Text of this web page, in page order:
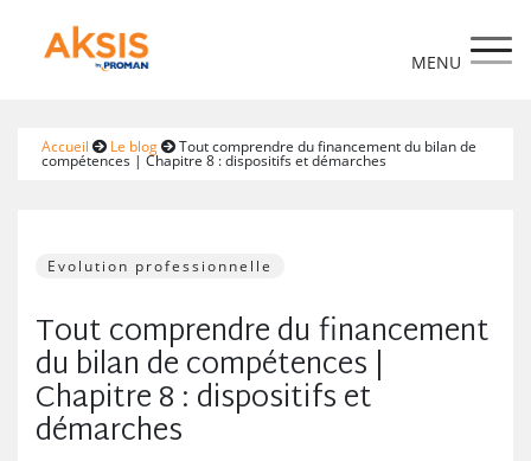
Accueil Le blog Tout comprendre du financement du bilan de
compétences | Chapitre 8 : dispositifs et démarches
Evolution professionnelle
Tout comprendre du financement
du bilan de compétences |
Chapitre 8 : dispositifs et
démarches